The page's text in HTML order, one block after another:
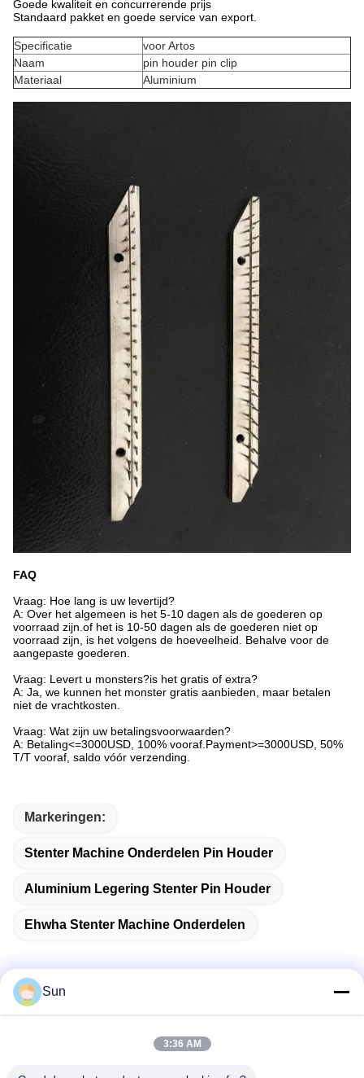
Goede kwaliteit en concurrerende prijs
Standaard pakket en goede service van export.
Specificatie
voor Artos
Naam
pin houder pin clip
Materiaal
Aluminium
FAQ
Vraag: Hoe lang is uw levertijd?
A: Over het algemeen is het 5-10 dagen als de goederen op
voorraad zijn.of het is 10-50 dagen als de goederen niet op
voorraad zijn, is het volgens de hoeveelheid. Behalve voor de
aangepaste goederen.
Vraag: Levert u monsters?is het gratis of extra?
A: Ja, we kunnen het monster gratis aanbieden, maar betalen
niet de vrachtkosten.
Vraag: Wat zijn uw betalingsvoorwaarden?
A: Betaling<=3000USD, 100% vooraf.Payment>=3000USD, 50%
T/T vooraf, saldo vóór verzending.
Markeringen:
Stenter Machine Onderdelen Pin Houder
Aluminium Legering Stenter Pin Houder
Ehwha Stenter Machine Onderdelen
Sun
3:36 AM